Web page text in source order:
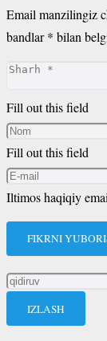
Email manzilingiz
bandlar* bilan
Fill out this field
Fill out this field
Iltimos haqiqiy
FIKRNI
Qidirshish: